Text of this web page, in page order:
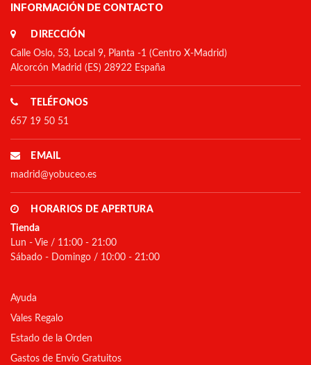
INFORMACIÓN DE CONTACTO
DIRECCIÓN
Calle Oslo, 53, Local 9, Planta -1 (Centro X-Madrid)
Alcorcón Madrid (ES) 28922 España
TELÉFONOS
657 19 50 51
EMAIL
madrid@yobuceo.es
HORARIOS DE APERTURA
Tienda
Lun - Vie / 11:00 - 21:00
Sábado - Domingo / 10:00 - 21:00
Ayuda
Vales Regalo
Estado de la Orden
Gastos de Envío Gratuitos